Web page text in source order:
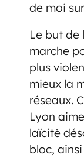
de moi
Le but de
marche
plus
mieux la
réseaux.
Lyon
laïcité
bloc,